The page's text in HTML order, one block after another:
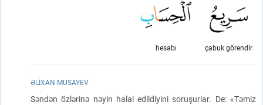
çabuk görendir
hesabı
ƏLIXAN MUSAYEV
Səndən özlərinə nəyin halal edildiyini soruşurlar. De: «Təmiz